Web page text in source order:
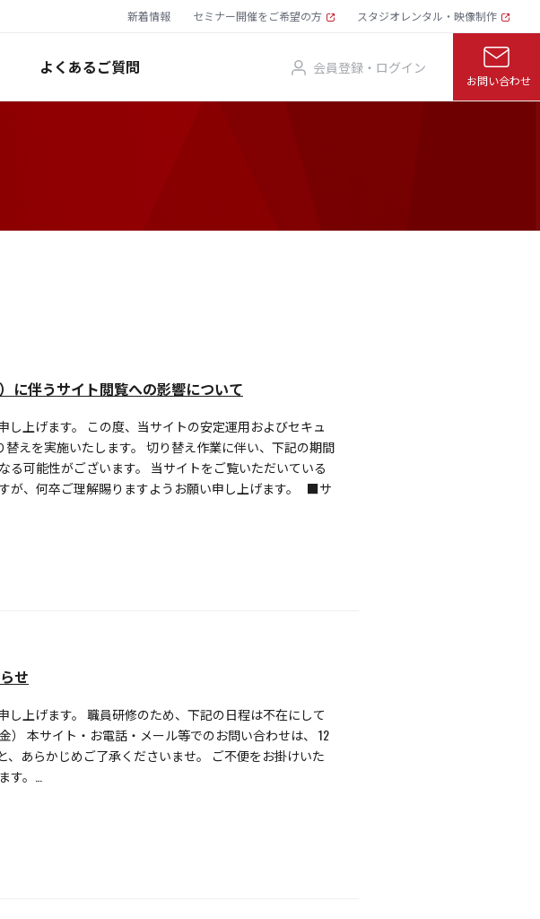
新着情報 セミナー開催をご希望の方 スタジオレンタル・映像制作
よくあるご質問 会員登録・ログイン
お問い合わせ
に伴うサイト閲覧への影響について
し上げます。 この度、当サイトの安定運用およびセキュ
替えを実施いたします。 切り替え作業に伴い、下記の期間
る可能性がございます。 当サイトをご覧いただいている
が、何卒ご理解賜りますようお願い申し上げます。 ■サ
せ
し上げます。 職員研修のため、下記の日程は不在にして
） 本サイト・お電話・メール等でのお問い合わせは、 12
、あらかじめご了承くださいませ。 ご不便をお掛けいた
。…